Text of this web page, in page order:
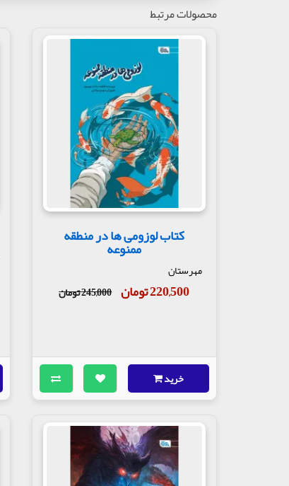
محصولات مرتبط
کتاب لوزومی ها در منطقه
ممنوعه
مهرستان
220,500 تومان 245,000 تومان
خرید